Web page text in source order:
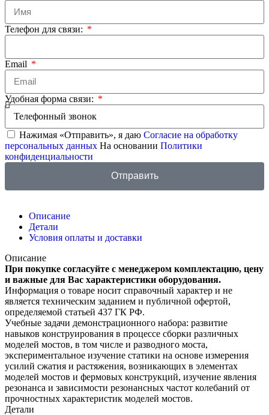
Телефон для связи:
Email
Удобная форма связи:
Нажимая «Отправить», я даю Согласие на обработку
персональных данных На основании Политики
конфиденциальности
Отправить
Описание
Детали
Условия оплаты и доставки
Описание
При покупке согласуйте с менеджером комплектацию, цену
и важные для Вас характеристики оборудования.
Информация о товаре носит справочный характер и не
является техническим заданием и публичной офертой,
определяемой статьей 437 ГК РФ.
Учебные задачи демонстрационного набора: развитие
навыков конструирования в процессе сборки различных
моделей мостов, в том числе и разводного моста,
экспериментальное изучение статики на основе измерения
усилий сжатия и растяжения, возникающих в элементах
моделей мостов и фермовых конструкций, изучение явления
резонанса и зависимости резонансных частот колебаний от
прочностных характеристик моделей мостов.
Детали